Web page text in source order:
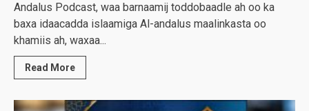
Andalus Podcast, waa barnaamij toddobaadle ah oo ka
baxa idaacadda islaamiga Al-andalus maalinkasta oo
khamiis ah, waxaa...
Read More